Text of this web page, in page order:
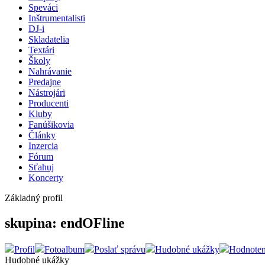
Speváci
Inštrumentalisti
DJ-i
Skladatelia
Textári
Školy
Nahrávanie
Predajne
Nástrojári
Producenti
Kluby
Fanúšikovia
Články
Inzercia
Fórum
Sťahuj
Koncerty
Základný profil
skupina: endOFline
Profil Fotoalbum Poslať správu Hudobné ukážky
Hudobné ukážky